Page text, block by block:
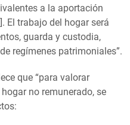
a la aportación
El trabajo del hogar será
guarda y custodia,
regímenes patrimoniales”.
que “para valorar
no remunerado, se